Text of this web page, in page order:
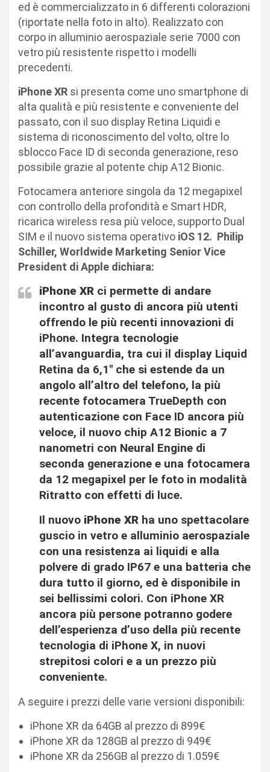
ed è commercializzato in 6 differenti colorazioni
(riportate nella foto in alto). Realizzato con
corpo in alluminio aerospaziale serie 7000 con
vetro più resistente rispetto i modelli
precedenti.
iPhone XR si presenta come uno smartphone di
alta qualità e più resistente e conveniente del
passato, con il suo display Retina Liquidi e
sistema di riconoscimento del volto, oltre lo
sblocco Face ID di seconda generazione, reso
possibile grazie al potente chip A12 Bionic.
Fotocamera anteriore singola da 12 megapixel
con controllo della profondità e Smart HDR,
ricarica wireless resa più veloce, supporto Dual
SIM e il nuovo sistema operativo iOS 12. Philip
Schiller, Worldwide Marketing Senior Vice
President di Apple dichiara:
iPhone XR ci permette di andare
incontro al gusto di ancora più utenti
offrendo le più recenti innovazioni di
iPhone. Integra tecnologie
all’avanguardia, tra cui il display Liquid
Retina da 6,1″ che si estende da un
angolo all’altro del telefono, la più
recente fotocamera TrueDepth con
autenticazione con Face ID ancora più
veloce, il nuovo chip A12 Bionic a 7
nanometri con Neural Engine di
seconda generazione e una fotocamera
da 12 megapixel per le foto in modalità
Ritratto con effetti di luce.
Il nuovo iPhone XR ha uno spettacolare
guscio in vetro e alluminio aerospaziale
con una resistenza ai liquidi e alla
polvere di grado IP67 e una batteria che
dura tutto il giorno, ed è disponibile in
sei bellissimi colori. Con iPhone XR
ancora più persone potranno godere
dell’esperienza d’uso della più recente
tecnologia di iPhone X, in nuovi
strepitosi colori e a un prezzo più
conveniente.
A seguire i prezzi delle varie versioni disponibili:
iPhone XR da 64GB al prezzo di 899€
iPhone XR da 128GB al prezzo di 949€
iPhone XR da 256GB al prezzo di 1.059€